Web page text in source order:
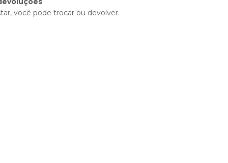
você pode trocar ou devolver.